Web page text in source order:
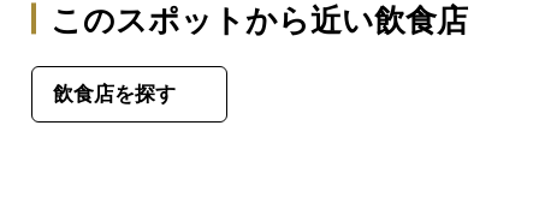
このスポットから近い飲食店
飲食店を探す